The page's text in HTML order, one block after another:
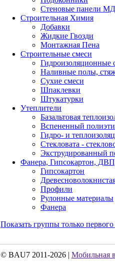
Стеновые панели
Строительная Химия
Добавки
Жидкие Гвозди
Монтажная Пена
Строительные смеси
Гидроизоляционные
Наливные полы,
Сухие смеси
Шпаклевки
Штукатурки
Утеплители
Базальтовая
Вспененный
Гидро- и
Стекловата -
Экструдированный
Фанера, Гипсокартон,
Гипсокартон
Профили
Рулонные материалы
Фанера
Показать группы только
© BAU7 2011-2026 | Мобильная